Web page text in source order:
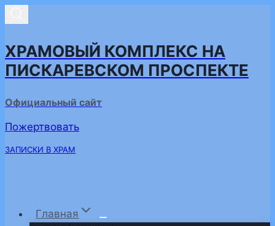
содержимому
ХРАМОВЫЙ КОМПЛЕКС НА
ПИСКАРЕВСКОМ ПРОСПЕКТЕ
Официальный сайт
Пожертвовать
ЗАПИСКИ В ХРАМ
Главная